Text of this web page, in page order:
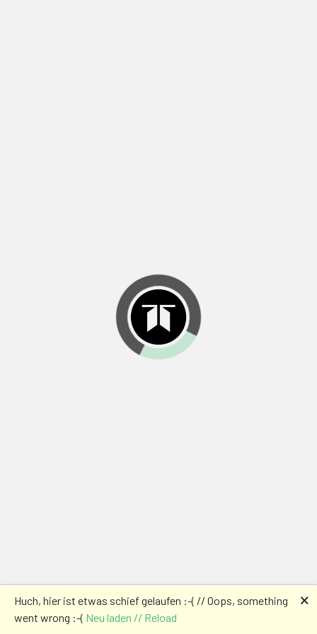
Huch, hier ist etwas schief gelaufen :-( // Oops, something
went wrong :-( Neu laden // Reload
🗙